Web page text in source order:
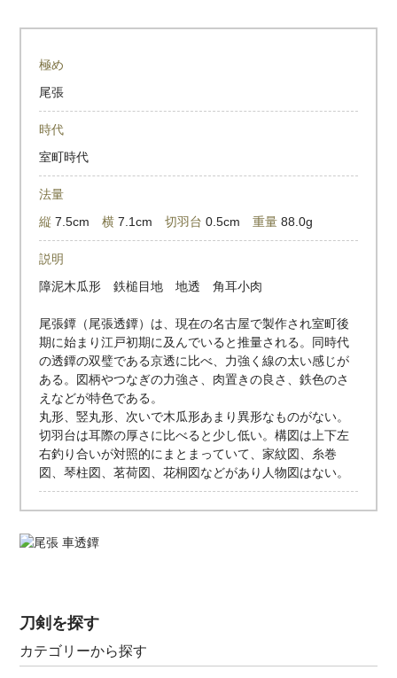
極め
尾張
時代
室町時代
法量
縦 7.5cm横 7.1cm切羽台 0.5cm重量 88.0g
説明
障泥木瓜形 鉄槌目地 地透 角耳小肉
尾張鐔（尾張透鐔）は、現在の名古屋で製作され室町後
期に始まり江戸初期に及んでいると推量される。同時代
の透鐔の双璧である京透に比べ、力強く線の太い感じが
ある。図柄やつなぎの力強さ、肉置きの良さ、鉄色のさ
えなどが特色である。
丸形、竪丸形、次いで木瓜形あまり異形なものがない。
切羽台は耳際の厚さに比べると少し低い。構図は上下左
右釣り合いが対照的にまとまっていて、家紋図、糸巻
図、琴柱図、茗荷図、花桐図などがあり人物図はない。
刀剣を探す
カテゴリーから探す